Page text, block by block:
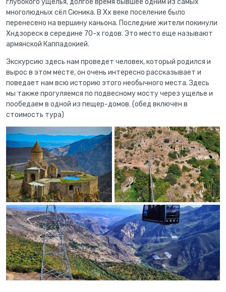
многолюдных сёл Сюника. В Xx веке поселение было
перенесено на вершину каньона. Последние жители покинули
Хндзореск в середине 70-х годов. Это место еще называют
армянской Каппадокией.
Экскурсию здесь нам проведет человек, который родился и
вырос в этом месте, он очень интересно рассказывает и
поведает нам всю историю этого необычного места. Здесь
мы также прогуляемся по подвесному мосту через ущелье и
пообедаем в одной из пещер-домов. (обед включен в
стоимость тура)